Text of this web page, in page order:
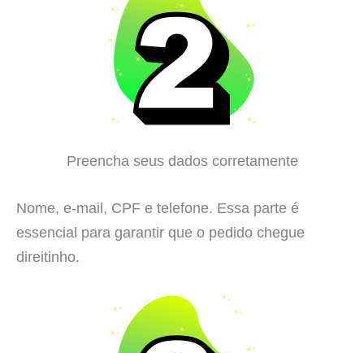
Preencha seus dados corretamente
Nome, e-mail, CPF e telefone. Essa parte é
essencial para garantir que o pedido chegue
direitinho.